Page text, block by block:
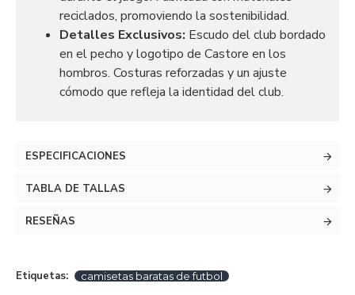
reciclados, promoviendo la sostenibilidad.
Detalles Exclusivos: Escudo del club bordado
en el pecho y logotipo de Castore en los
hombros. Costuras reforzadas y un ajuste
cómodo que refleja la identidad del club.
ESPECIFICACIONES
TABLA DE TALLAS
RESEÑAS
Etiquetas: camisetas baratas de futbol